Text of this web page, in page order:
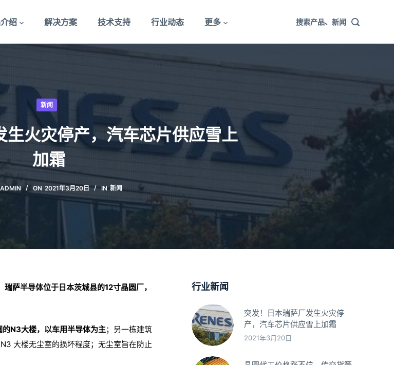
绍 解决方案 技术支持 行业动态 更多 搜索产品、新闻
新闻
生火灾停产，汽车芯片供应雪上
加霜
ADMIN ON 2021年3月20日 IN 新闻
瑞萨半导体位于日本茨城县的12寸晶圆厂，
N3大楼，以车用半导体为主；另一栋建筑
大楼无尘室的损坏程度；无尘室旨在防止
行业新闻
突发！日本瑞萨厂发生火灾停
产，汽车芯片供应雪上加霜
2021年3月20日